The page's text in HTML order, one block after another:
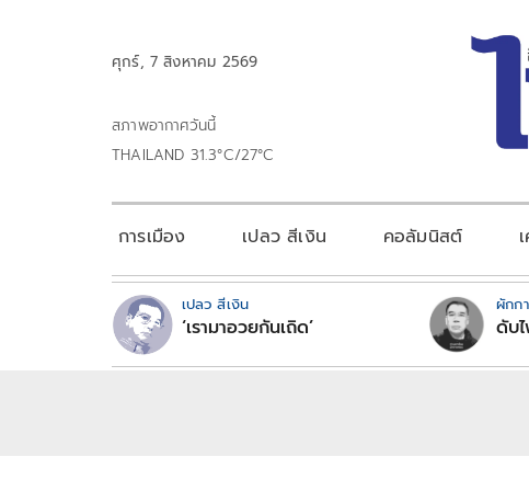
ศุกร์, 7 สิงหาคม 2569
สภาพอากาศวันนี้
THAILAND 31.3°C/27°C
การเมือง เปลว สีเงิน คอลัมนิสต์
เปลว สีเงิน
‘เรามาอวยกันเถิด’
ผักก
ดับ